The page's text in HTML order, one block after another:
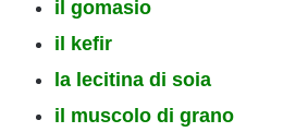
il gomasio
il kefir
la lecitina di soia
il muscolo di grano